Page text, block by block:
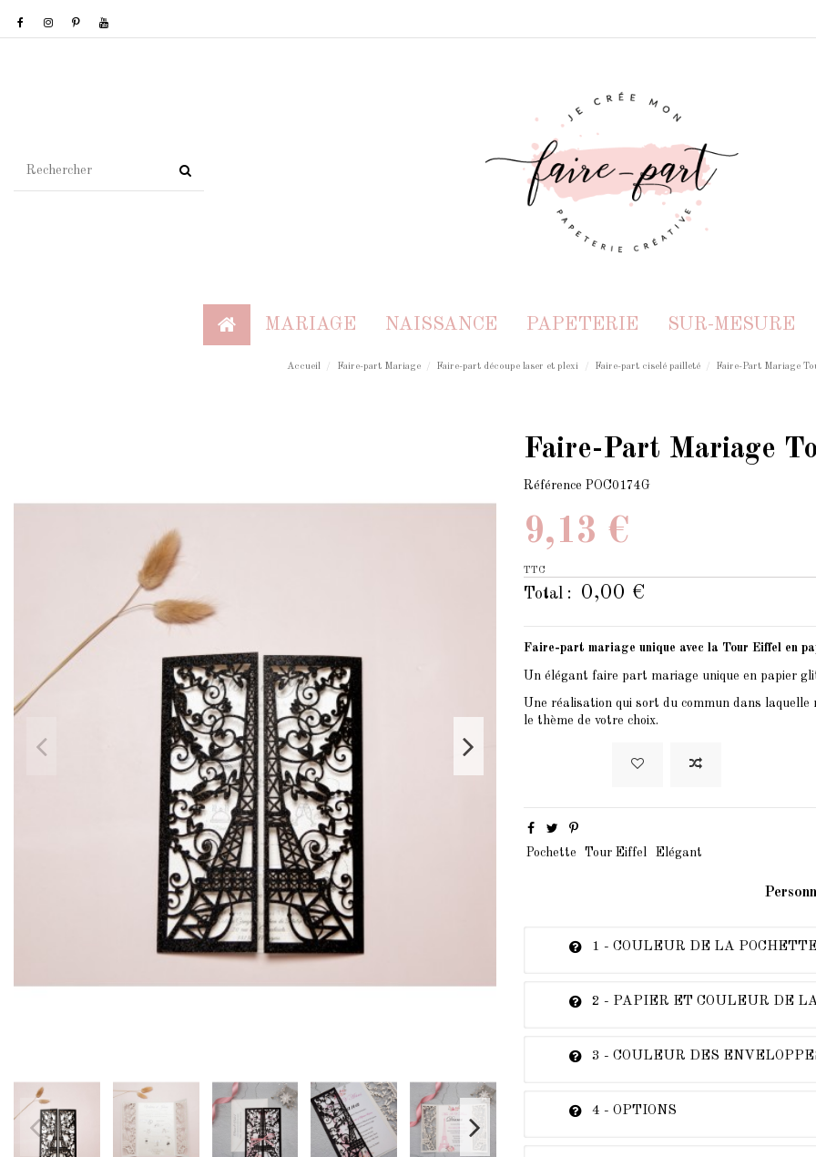
MARIAGE NAISSANCE PAPETERIE SUR-MESURE
Accueil Faire-part Mariage Faire-part découpe laser et plexi Faire-part ciselé pailleté Faire-Part Mariage
Faire-Part Mariage
Référence POC0174G
9,13 €
TTC
Total : 0,00 €
Faire-part mariage unique avec la Tour Eiffel en
Un élégant faire part mariage unique en papier
Une réalisation qui sort du commun dans
le thème de votre choix.
Pochette Tour Eiffel Elégant
1 - COULEUR DE LA
2 - PAPIER ET COULEUR DE
3 - COULEUR DES
4 - OPTIONS